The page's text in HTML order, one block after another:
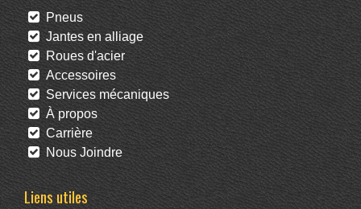
Pneus
Jantes en alliage
Roues d'acier
Accessoires
Services mécaniques
À propos
Carrière
Nous Joindre
Liens utiles